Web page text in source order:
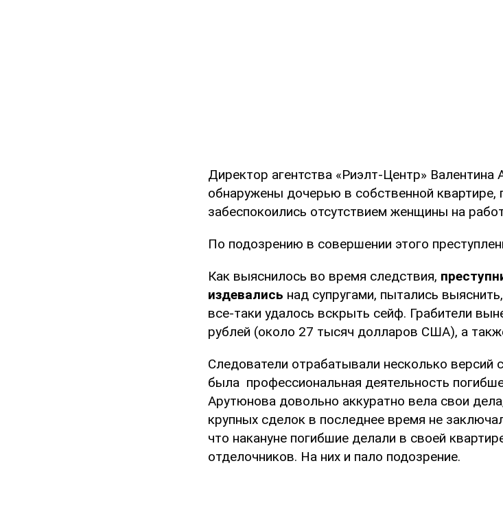
Директор агентства «Риэлт-Центр»
обнаружены дочерью в собственной квартире,
забеспокоились отсутствием женщины на
По подозрению в совершении этого
Как выяснилось во время следствия,
издевались над супругами, пытались
все-таки удалось вскрыть сейф. Грабители
рублей (около 27 тысяч долларов США), а
Следователи отрабатывали несколько версий
была профессиональная деятельность
Арутюнова довольно аккуратно вела свои
крупных сделок в последнее время не
что накануне погибшие делали в своей
отделочников. На них и пало подозрение.